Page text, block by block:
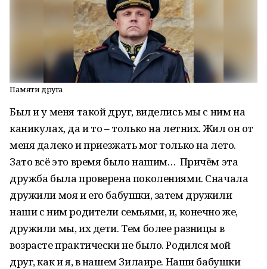
Памяти друга
Был и у меня такой друг, виделись мы с ним на
каникулах, да и то – только на летних. Жил он от
меня далеко и приезжать мог только на лето.
Зато всё это время было нашим… Причём эта
дружба была проверена поколениями. Сначала
дружили моя и его бабушки, затем дружили
наши с ним родители семьями, и, конечно же,
дружили мы, их дети. Тем более разницы в
возрасте практически не было. Родился мой
друг, как и я, в нашем Зилаире. Наши бабушки